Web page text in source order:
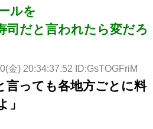
ルを
司だと言われたら変だろ
金) 20:34:37.52 ID:GsTOGFriM
言っても各地方ごとに料
」